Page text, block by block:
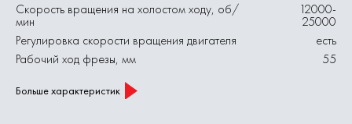
Скорость вращения на холостом ходу, об/
мин
12000-
25000
Регулировка скорости вращения двигателя
есть
Рабочий ход фрезы, мм
55
Больше характеристик